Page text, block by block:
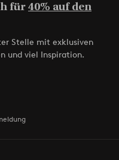
für40% auf den
Stelle mit exklusiven
und viel Inspiration.